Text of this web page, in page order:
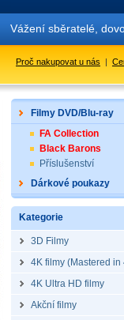
Vážení sběratelé,
Proč nakupovat u nás |
Filmy DVD/Blu-ray
FA Collection
Black Barons
Příslušenství
Dárkové poukazy
Kategorie
3D Filmy
4K filmy (Mastered in
4K Ultra HD filmy
Akční filmy